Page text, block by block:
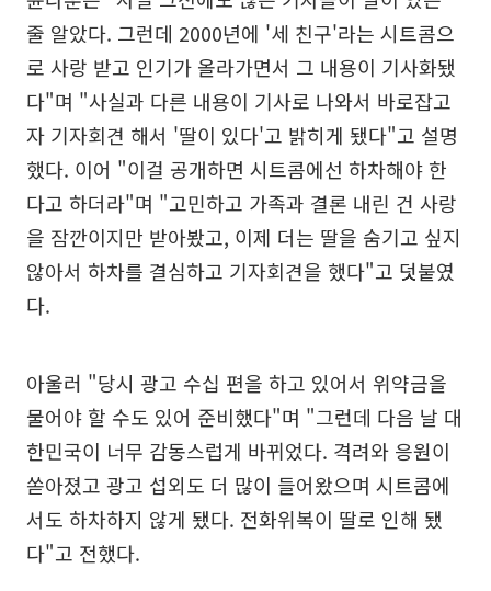
줄 알았다. 그런데 2000년에 '세 친구'라는 시트콤으
로 사랑 받고 인기가 올라가면서 그 내용이 기사화됐
다"며 "사실과 다른 내용이 기사로 나와서 바로잡고
자 기자회견 해서 '딸이 있다'고 밝히게 됐다"고 설명
했다. 이어 "이걸 공개하면 시트콤에선 하차해야 한
다고 하더라"며 "고민하고 가족과 결론 내린 건 사랑
을 잠깐이지만 받아봤고, 이제 더는 딸을 숨기고 싶지
않아서 하차를 결심하고 기자회견을 했다"고 덧붙였
다.
아울러 "당시 광고 수십 편을 하고 있어서 위약금을
물어야 할 수도 있어 준비했다"며 "그런데 다음 날 대
한민국이 너무 감동스럽게 바뀌었다. 격려와 응원이
쏟아졌고 광고 섭외도 더 많이 들어왔으며 시트콤에
서도 하차하지 않게 됐다. 전화위복이 딸로 인해 됐
다"고 전했다.